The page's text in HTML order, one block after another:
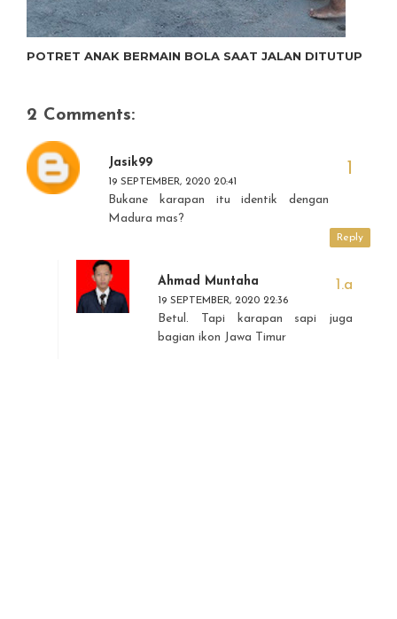
POTRET ANAK BERMAIN BOLA SAAT JALAN DITUTUP
2 Comments:
Jasik99
19 SEPTEMBER, 2020 20:41
Bukane karapan itu identik dengan
Madura mas?
Reply
Ahmad Muntaha
19 SEPTEMBER, 2020 22:36
Betul. Tapi karapan sapi juga
bagian ikon Jawa Timur